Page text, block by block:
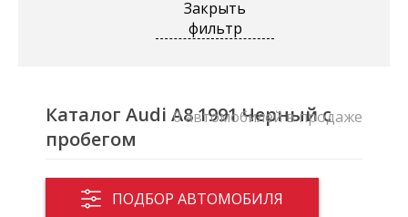
Закрыть
фильтр
Каталог Audi A8 1991 Черный с
пробегом
ПОДБОР АВТОМОБИЛЯ
0 автомобилей в продаже